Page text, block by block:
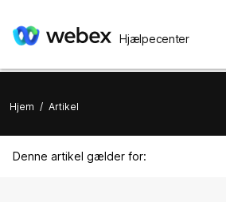
Hjælpecenter
Hjem / Artikel
Denne artikel gælder for: